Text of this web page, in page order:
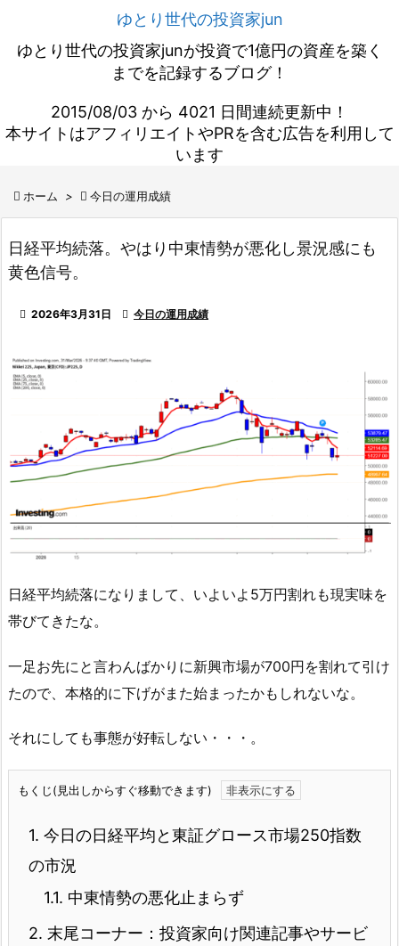
ゆとり世代の投資家jun
ゆとり世代の投資家junが投資で1億円の資産を築く
までを記録するブログ！
2015/08/03 から 4021 日間連続更新中！
本サイトはアフィリエイトやPRを含む広告を利用して
います
 ホーム >  今日の運用成績
日経平均続落。やはり中東情勢が悪化し景況感にも
黄色信号。
 2026年3月31日  今日の運用成績
日経平均続落になりまして、いよいよ5万円割れも現実味を
帯びてきたな。
一足お先にと言わんばかりに新興市場が700円を割れて引け
たので、本格的に下げがまた始まったかもしれないな。
それにしても事態が好転しない・・・。
もくじ(見出しからすぐ移動できます)
1. 今日の日経平均と東証グロース市場250指数
の市況
1.1. 中東情勢の悪化止まらず
2. 末尾コーナー：投資家向け関連記事やサービ